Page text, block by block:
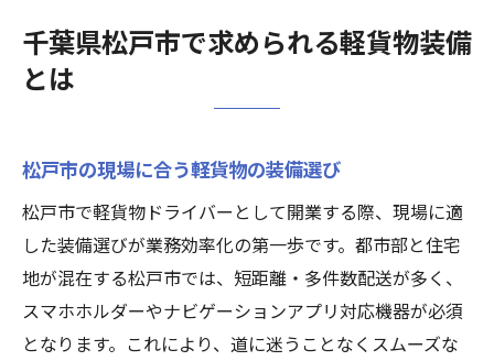
千葉県松戸市で求められる軽貨物装備
とは
松戸市の現場に合う軽貨物の装備選び
松戸市で軽貨物ドライバーとして開業する際、現場に適
した装備選びが業務効率化の第一歩です。都市部と住宅
地が混在する松戸市では、短距離・多件数配送が多く、
スマホホルダーやナビゲーションアプリ対応機器が必須
となります。これにより、道に迷うことなくスムーズな